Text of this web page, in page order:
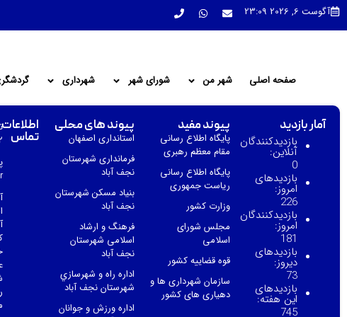
آگوست 6, 2026 23:09
صفحه اصلی شهر من شورای شهر شهرداری
آمار بازدید
بازدیدکنندگان
آنلاین:
0
بازدیدهای
امروز:
226
بازدیدکنندگان
امروز:
181
بازدیدهای
دیروز:
73
بازدیدهای
این هفته:
745
پیوند مفید
پایگاه اطلاع رسانی
مقام معظم رهبری
پایگاه اطلاع رسانی
ریاست جمهوری
وزارت کشور
مجلس شورای
اسلامی
قوه قضاییه کشور
سازمان شهرداری ها و
دهیاری های کشور
پیوند های محلی
استانداری اصفهان
فرمانداری شهرستان
نجف آباد
بنیاد مسکن شهرستان
نجف آباد
فرهنگ و ارشاد
اسلامی شهرستان
نجف آباد
اداره راه و شهرسازي
شهرستان نجف آباد
اداره ورزش و جوانان
اطلاعات
تماس